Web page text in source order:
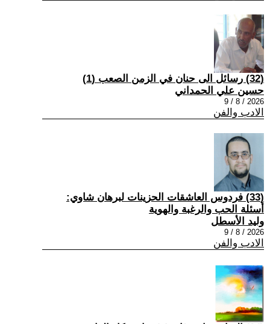
(32) رسائل الى حنان في الزمن الصعب (1)
حسين علي الحمداني
2026 / 8 / 9
الادب والفن
(33) فردوس العاشقات الحزينات لبرهان شاوي:
أسئلة الحب والرغبة والهوية
وليد الأسطل
2026 / 8 / 9
الادب والفن